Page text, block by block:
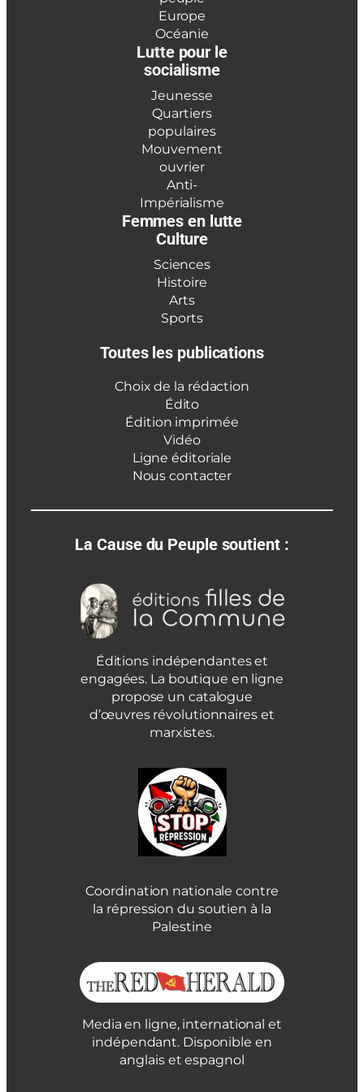
Europe
Océanie
Lutte pour le
socialisme
Jeunesse
Quartiers
populaires
Mouvement
ouvrier
Anti-
Impérialisme
Femmes en lutte
Culture
Sciences
Histoire
Arts
Sports
Toutes les publications
Choix de la rédaction
Édito
Édition imprimée
Vidéo
Ligne éditoriale
Nous contacter
La Cause du Peuple soutient :
Éditions indépendantes et
engagées. La boutique en ligne
propose un catalogue
d’œuvres révolutionnaires et
marxistes.
Coordination nationale contre
la répression du soutien à la
Palestine
Media en ligne, international et
indépendant. Disponible en
anglais et espagnol